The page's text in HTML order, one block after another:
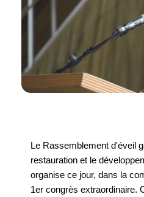
Le Rassemblement d'éveil
restauration et le
organise ce jour, dans la
1er congrès extraordinaire.